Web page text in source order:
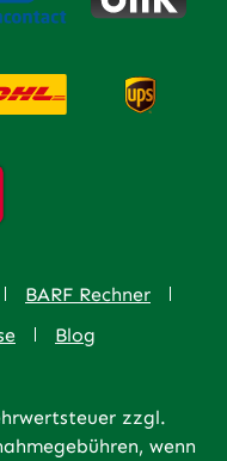
BARF Rechner
Blog
zzgl.
wenn